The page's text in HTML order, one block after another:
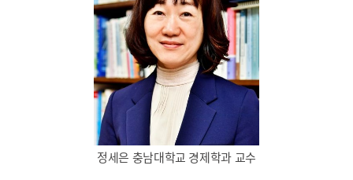
정세은 충남대학교 경제학과 교수